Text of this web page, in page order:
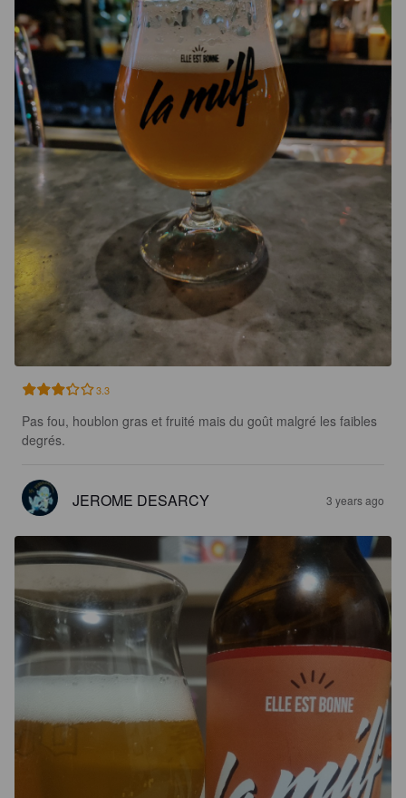
3.3
Pas fou, houblon gras et fruité mais du goût malgré les faibles
degrés.
JEROME DESARCY 3 years ago